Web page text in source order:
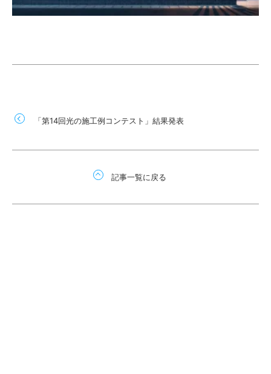
「第14回光の施工例コンテスト」結果発表
記事一覧に戻る